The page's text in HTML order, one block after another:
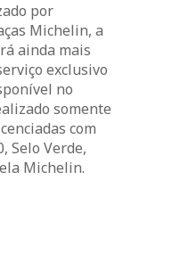
por
Michelin, a
ainda mais
exclusivo
no
somente
com
Selo Verde,
Michelin.